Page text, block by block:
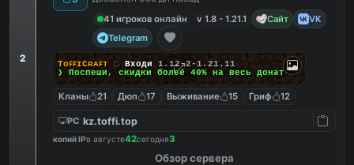
2
41 игроков онлайн
v 1.8 - 1.21.1 Сайт
VK
Telegram
TᴏꜰꜰɪCʀᴀꜰᴛ ▢ Входи 1.12.2-1.21.11
❯ Поспеши, скидки более 40%на весь донат
Кланы 21 Дюп 17 Выживание 15 Гриф 12
PC kz.toffi.top
копий IPв августе42сегодня3
Обзор сервера